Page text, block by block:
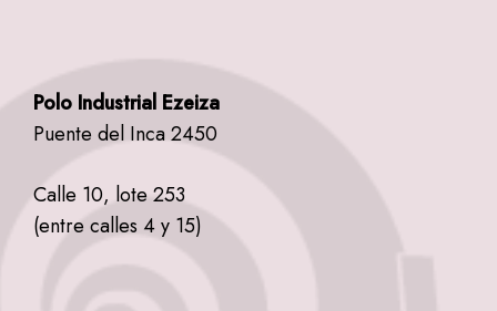
Polo Industrial Ezeiza
Puente del Inca 2450
Calle 10, lote 253
(entre calles 4 y 15)